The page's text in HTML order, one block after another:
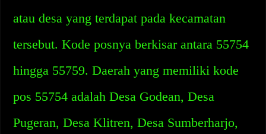
atau desa yang terdapat pada kecamatan
tersebut. Kode posnya berkisar antara 55754
hingga 55759. Daerah yang memiliki kode
pos 55754 adalah Desa Godean, Desa
Pugeran, Desa Klitren, Desa Sumberharjo,